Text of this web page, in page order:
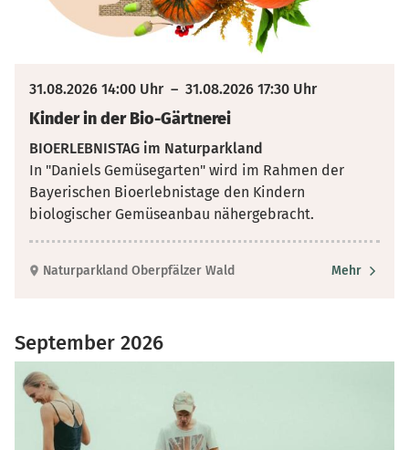
31.08.2026 14:00 Uhr– 31.08.2026 17:30 Uhr
Kinder in der Bio-Gärtnerei
BIOERLEBNISTAG im Naturparkland
In "Daniels Gemüsegarten" wird im Rahmen der
Bayerischen Bioerlebnistage den Kindern
biologischer Gemüseanbau nähergebracht.
Naturparkland Oberpfälzer Wald Mehr
September 2026